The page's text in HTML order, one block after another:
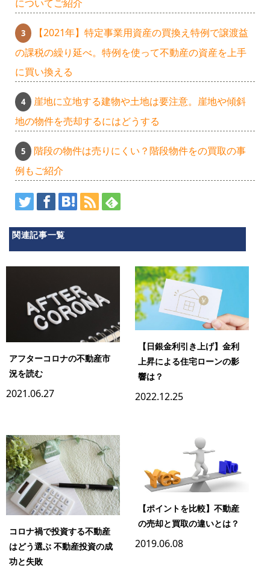
についてご紹介
【2021年】特定事業用資産の買換え特例で譲渡益
の課税の繰り延べ。特例を使って不動産の資産を上手
に買い換える
崖地に立地する建物や土地は要注意。崖地や傾斜
地の物件を売却するにはどうする
階段の物件は売りにくい？階段物件をの買取の事
例もご紹介
関連記事一覧
アフターコロナの不動産市
況を読む
2021.06.27
【日銀金利引き上げ】金利
上昇による住宅ローンの影
響は？
2022.12.25
コロナ禍で投資する不動産
はどう選ぶ 不動産投資の成
功と失敗
【ポイントを比較】不動産
の売却と買取の違いとは？
2019.06.08